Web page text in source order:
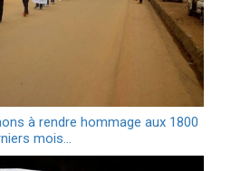
à rendre hommage aux 1800
mois…